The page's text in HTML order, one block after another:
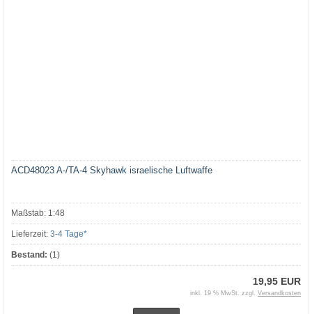
ACD48023 A-/TA-4 Skyhawk israelische Luftwaffe
Maßstab: 1:48
Lieferzeit: 3-4 Tage*
Bestand: (1)
19,95 EUR
inkl. 19 % MwSt. zzgl. Versandkosten